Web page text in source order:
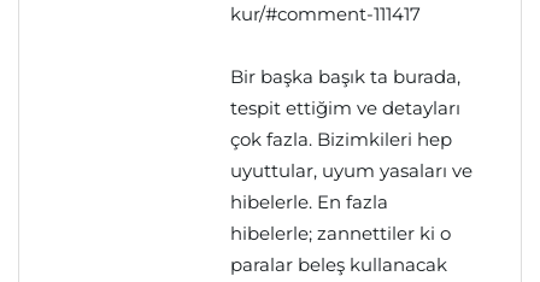
kur/#comment-111417
Bir başka başık ta burada,
tespit ettiğim ve detayları
çok fazla. Bizimkileri hep
uyuttular, uyum yasaları ve
hibelerle. En fazla
hibelerle; zannettiler ki o
paralar beleş kullanacak